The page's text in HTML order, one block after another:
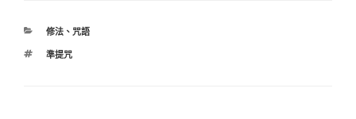
分
修法、 咒語
標
準提咒